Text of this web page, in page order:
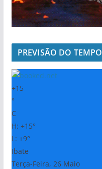
PREVISÃO DO TEMPO
+15
°
C
H: +15°
L: +9°
Ibate
Terça-Feira, 26 Maio